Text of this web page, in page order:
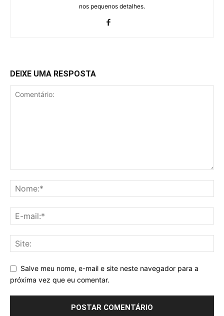
nos pequenos detalhes.
DEIXE UMA RESPOSTA
Salve meu nome, e-mail e site neste navegador para a
próxima vez que eu comentar.